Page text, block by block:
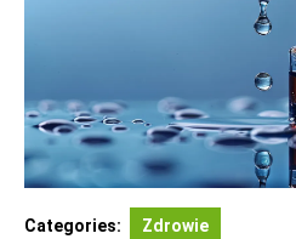
Categories: Zdrowie